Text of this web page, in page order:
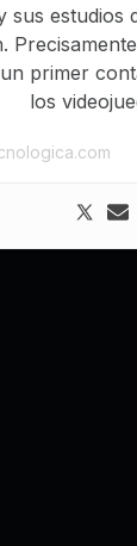
sus estudios
primer
los